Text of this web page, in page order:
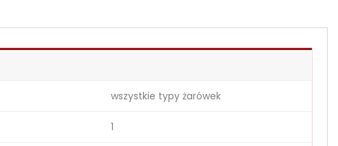
wszystkie typy żarówek
1